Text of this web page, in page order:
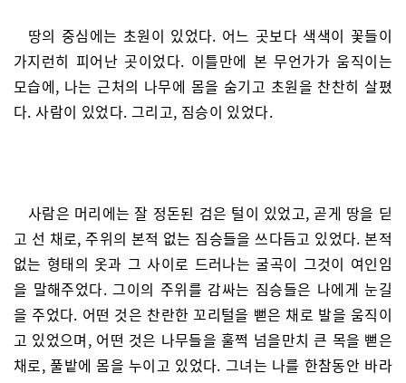
땅의 중심에는 초원이 있었다. 어느 곳보다 색색이 꽃들이
가지런히 피어난 곳이었다. 이틀만에 본 무언가가 움직이는
모습에, 나는 근처의 나무에 몸을 숨기고 초원을 찬찬히 살폈
다. 사람이 있었다. 그리고, 짐승이 있었다.
사람은 머리에는 잘 정돈된 검은 털이 있었고, 곧게 땅을 딛
고 선 채로, 주위의 본적 없는 짐승들을 쓰다듬고 있었다. 본적
없는 형태의 옷과 그 사이로 드러나는 굴곡이 그것이 여인임
을 말해주었다. 그이의 주위를 감싸는 짐승들은 나에게 눈길
을 주었다. 어떤 것은 찬란한 꼬리털을 뻗은 채로 발을 움직이
고 있었으며, 어떤 것은 나무들을 훌쩍 넘을만치 큰 목을 뻗은
채로, 풀밭에 몸을 누이고 있었다. 그녀는 나를 한참동안 바라